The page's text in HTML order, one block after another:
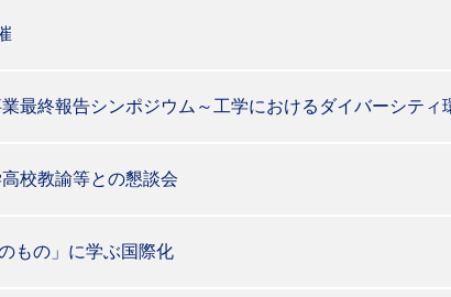
業最終報告シンポジウム～工学におけるダイバーシテ
校教諭等との懇談会
もの」に学ぶ国際化